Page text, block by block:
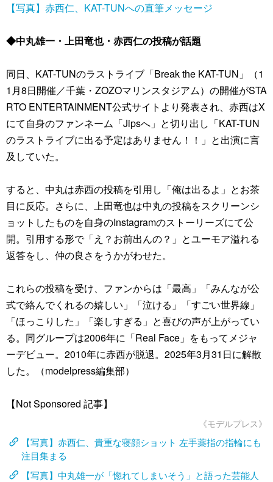
【写真】赤西仁、KAT-TUNへの直筆メッセージ
◆中丸雄一・上田竜也・赤西仁の投稿が話題
同日、KAT-TUNのラストライブ「Break the KAT-TUN」（1
1月8日開催／千葉・ZOZOマリンスタジアム）の開催がSTA
RTO ENTERTAINMENT公式サイトより発表され、赤西はX
にて自身のファンネーム「Jipsへ」と切り出し「KAT-TUN
のラストライブに出る予定はありません！！」と出演に言
及していた。
すると、中丸は赤西の投稿を引用し「俺は出るよ」とお茶
目に反応。さらに、上田竜也は中丸の投稿をスクリーンシ
ョットしたものを自身のInstagramのストーリーズにて公
開。引用する形で「え？お前出んの？」とユーモア溢れる
返答をし、仲の良さをうかがわせた。
これらの投稿を受け、ファンからは「最高」「みんなが公
式で絡んでくれるの嬉しい」「泣ける」「すごい世界線」
「ほっこりした」「楽しすぎる」と喜びの声が上がってい
る。同グループは2006年に「Real Face」をもってメジャ
ーデビュー。2010年に赤西が脱退。2025年3月31日に解散
した。（modelpress編集部）
【Not Sponsored 記事】
《モデルプレス》
【写真】赤西仁、貴重な寝顔ショット 左手薬指の指輪にも
注目集まる
【写真】中丸雄一が「惚れてしまいそう」と語った芸能人